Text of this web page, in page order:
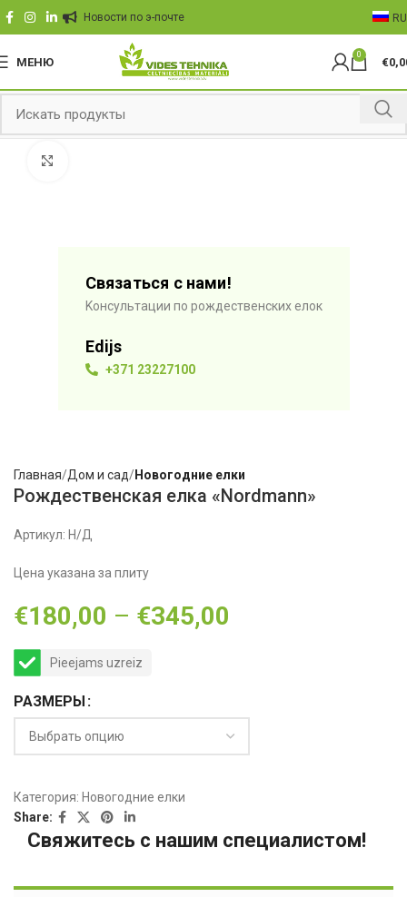
Hовости по э-почте RU
МЕНЮ
0
€
Связаться с нами!
Kонсультации по рождественских елок
Edijs
+371 23227100
Главная Дом и сад Новогодние елки
Рождественская елка «Nordmann»
Артикул: Н/Д
Цена указана за плиту
€180,00 – €345,00
Pieejams uzreiz
РАЗМЕРЫ
Категория: Новогодние елки
Share:
Свяжитесь с нашим специалистом!